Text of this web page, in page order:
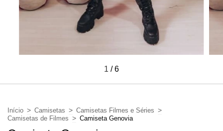
1 /6
Início > Camisetas > Camisetas Filmes e Séries >
Camisetas de Filmes > Camiseta Genovia